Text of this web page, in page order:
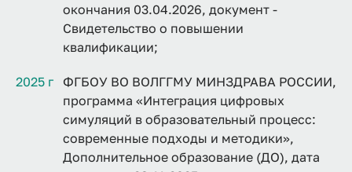
окончания 03.04.2026, документ -
Свидетельство о повышении
квалификации;
2025 г
ФГБОУ ВО ВОЛГГМУ МИНЗДРАВА РОССИИ,
программа «Интеграция цифровых
симуляций в образовательный процесс:
современные подходы и методики»,
Дополнительное образование (ДО), дата